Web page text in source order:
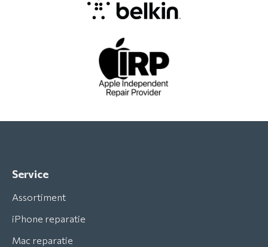
Service
Assortiment
iPhone reparatie
Mac reparatie